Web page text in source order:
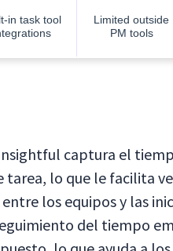
in task tool
Limited outside
PM tools
captura el
tarea, lo que le facilita
los equipos y las
del tiempo